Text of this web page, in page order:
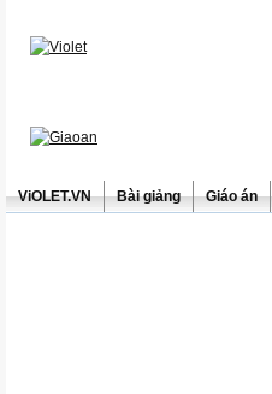
ViOLET.VN Bài giảng Giáo án